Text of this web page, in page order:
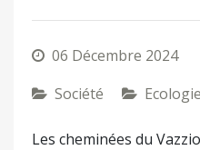
06 Décembre 2024
Société
Ecologie
Les cheminées du